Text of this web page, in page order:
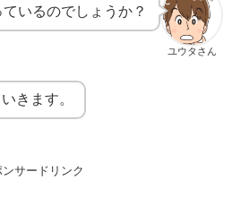
ユウタさん
いるのでしょうか？
きます。
ンサードリンク